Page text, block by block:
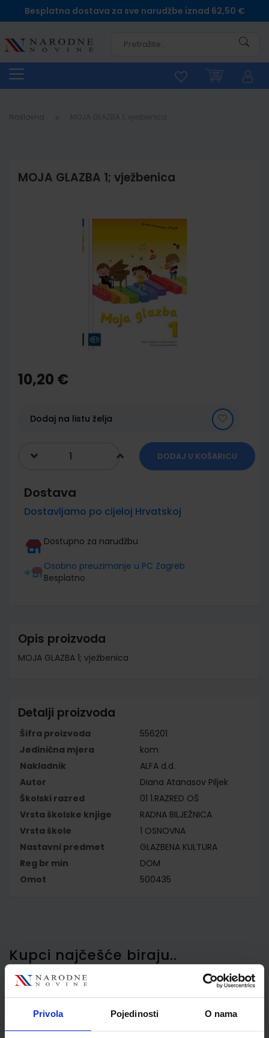
Privola Pojedinosti O nama
Besplatna dostava za sve narudžbe iznad 62,50 €
Naslovna
MOJA GLAZBA 1; vježbenica
the
beginning
gallery
10,20 €
Dodaj na listu želja
DODAJ U KOŠARICU
Dostava
Dostavljamo po cijeloj Hrvatskoj
Dostupno za narudžbu
Osobno preuzimanje u PC Zagreb
Besplatno
Opis proizvoda
MOJA GLAZBA 1; vježbenica
Detalji proizvoda
Šifra proizvoda
556201
Jedinična mjera
kom
Nakladnik
ALFA d.d.
Autor
Diana Atanasov Piljek
Školski razred
01 1.RAZRED OŠ
Vrsta školske knjige
RADNA BILJEŽNICA
Vrsta škole
1 OSNOVNA
Nastavni predmet
GLAZBENA KULTURA
Reg br min
DOM
Omot
500435
Kupci najčešće biraju..
Omot PVC za školske